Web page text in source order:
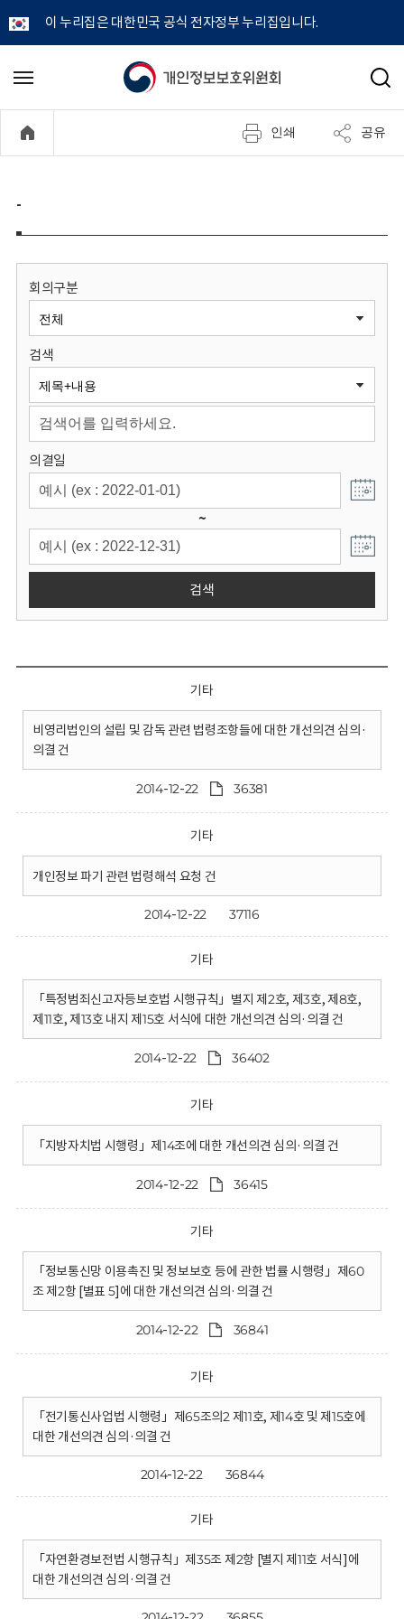
이 누리집은 대한민국 공식 전자정부 누리집입니다.
개
정
보
원
회
메
기
검
인쇄 공유
-
회의구분
검색
의결일
~
검색
기타
비영리법인의 설립 및 감독 관련 법령조항들에 대한 개선의견 심의·
의결 건
2014-12-22 36381
기타
개인정보 파기 관련 법령해석 요청 건
2014-12-22 37116
기타
「특정범죄신고자등보호법 시행규칙」별지 제2호, 제3호, 제8호,
제11호, 제13호 내지 제15호 서식에 대한 개선의견 심의·의결 건
2014-12-22 36402
기타
「지방자치법 시행령」제14조에 대한 개선의견 심의·의결 건
2014-12-22 36415
기타
「정보통신망 이용촉진 및 정보보호 등에 관한 법률 시행령」제60
조 제2항 [별표 5]에 대한 개선의견 심의·의결 건
2014-12-22 36841
기타
「전기통신사업법 시행령」제65조의2 제11호, 제14호 및 제15호에
대한 개선의견 심의·의결 건
2014-12-22 36844
기타
「자연환경보전법 시행규칙」제35조 제2항 [별지 제11호 서식]에
대한 개선의견 심의·의결 건